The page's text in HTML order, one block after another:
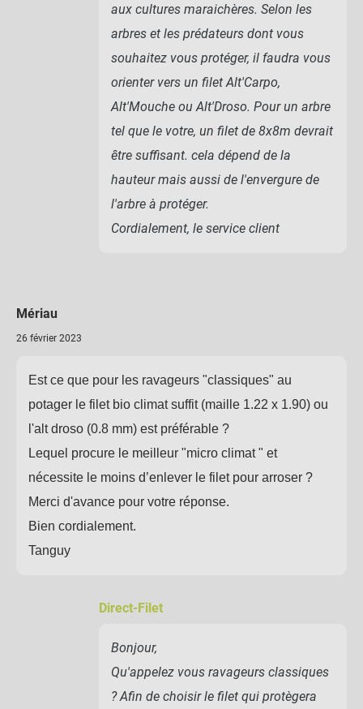
aux cultures maraichères. Selon les
arbres et les prédateurs dont vous
souhaitez vous protéger, il faudra vous
orienter vers un filet Alt'Carpo,
Alt'Mouche ou Alt'Droso. Pour un arbre
tel que le votre, un filet de 8x8m devrait
être suffisant. cela dépend de la
hauteur mais aussi de l'envergure de
l'arbre à protéger.
Cordialement, le service client
Mériau
26 février 2023
Est ce que pour les ravageurs "classiques" au
potager le filet bio climat suffit (maille 1.22 x 1.90) ou
l'alt droso (0.8 mm) est préférable ?
Lequel procure le meilleur "micro climat " et
nécessite le moins d’enlever le filet pour arroser ?
Merci d'avance pour votre réponse.
Bien cordialement.
Tanguy
Direct-Filet
Bonjour,
Qu'appelez vous ravageurs classiques
? Afin de choisir le filet qui protègera